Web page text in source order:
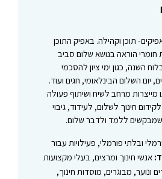
תוכן וקהילה. באפיק התוכן
חומרי הוראה בנושא שלום סביב
השנה, כגון ימי ציון להסכמי
יום השלום הבינלאומי, חגים ועוד.
מייצרות מרחב לשיח ושיתוף פעולה
לקידום חינוך לשלום, לעידוד, גיבוי
שמבקשים ללמד ולדבר שלום.
ובלתי פורמלי, פעילויות עבור
אנשי חינוך ומרצים, בעלי מקצועות
ונוער, מבוגרים, מוסדות חינוך,